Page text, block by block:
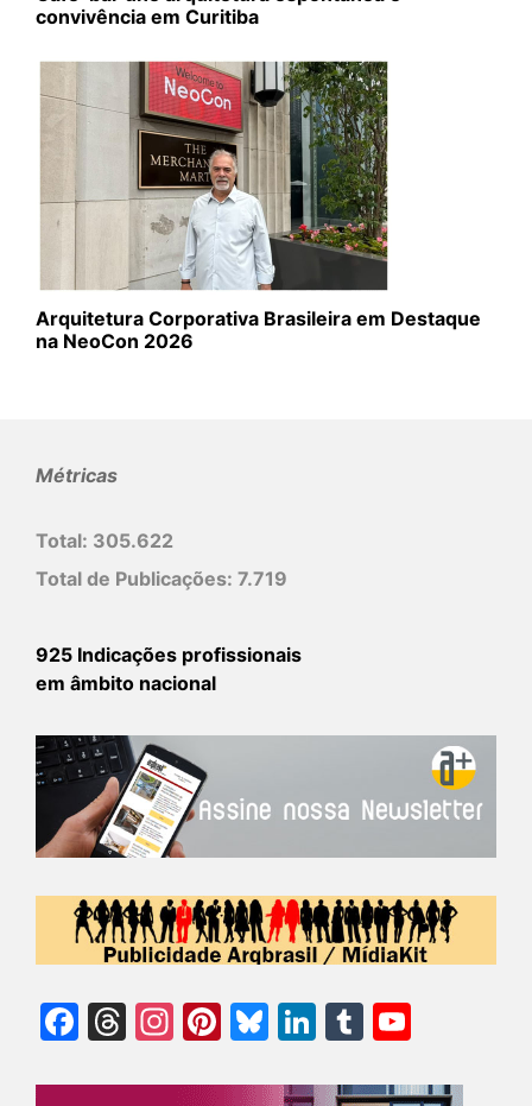
convivência em Curitiba
Arquitetura Corporativa Brasileira em Destaque
na NeoCon 2026
Métricas
Total: 305.622
Total de Publicações: 7.719
925 Indicações profissionais
em âmbito nacional
Facebook
Threads
Instagram
Pinterest
Bluesky
LinkedIn
Tumblr